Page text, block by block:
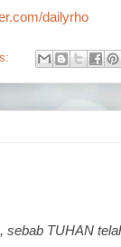
dailyrho
sebab TUHAN